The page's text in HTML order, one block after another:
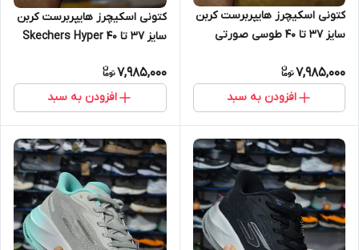
کتونی اسکیچرز هایپربرست کربن
سایز 37 تا 40 طوسی صورتی
7,985,000
افزودن به سبد
کتونی اسکیچرز هایپربرست کربن
سایز 37 تا 40 Skechers Hyper
7,985,000
افزودن به سبد